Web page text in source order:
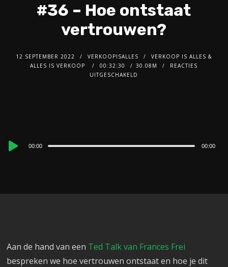
#36 – Hoe ontstaat
vertrouwen?
12 SEPTEMBER 2022 VERKOOPISALLES
VERKOOP IS ALLES &
ALLES IS VERKOOP
00:32:30 30.08M
REACTIES
UITGESCHAKELD
Audio
00:00 00:00
Aan de hand van een Ted Talk van Frances Frei
bespreken we hoe vertrouwen ontstaat en hoe je dit